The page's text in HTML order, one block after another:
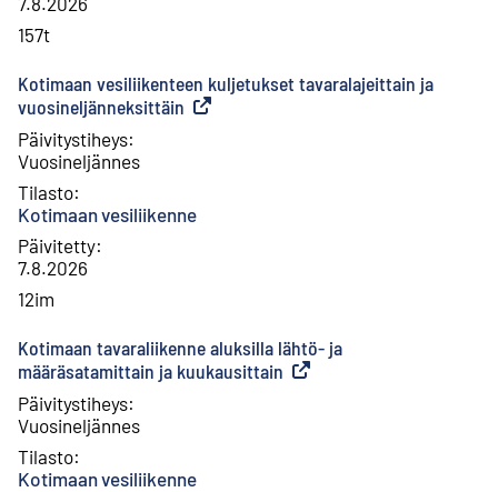
157t
Kotimaan vesiliikenteen kuljetukset tavaralajeittain ja
vuosineljänneksittäin Ulkoinen linkki
Päivitystiheys:
Vuosineljännes
Tilasto:
Kotimaan vesiliikenne
Päivitetty:
7.8.2026
12im
Kotimaan tavaraliikenne aluksilla lähtö- ja
määräsatamittain ja kuukausittain Ulkoinen linkki
Päivitystiheys:
Vuosineljännes
Tilasto:
Kotimaan vesiliikenne